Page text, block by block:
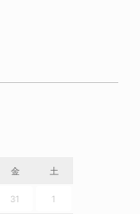
金 土
31 1